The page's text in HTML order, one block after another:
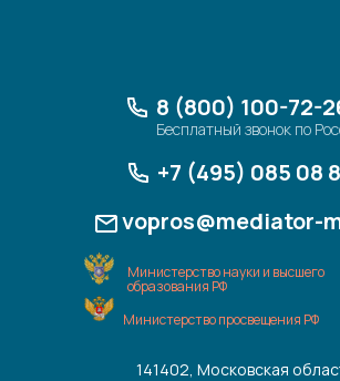
8 (800) 100-72-
Бесплатный звонок по
vopros@mediator-
141402, Московская
+7 (495) 085 08
Министерство науки и высшего
образования РФ
Министерство просвещения РФ